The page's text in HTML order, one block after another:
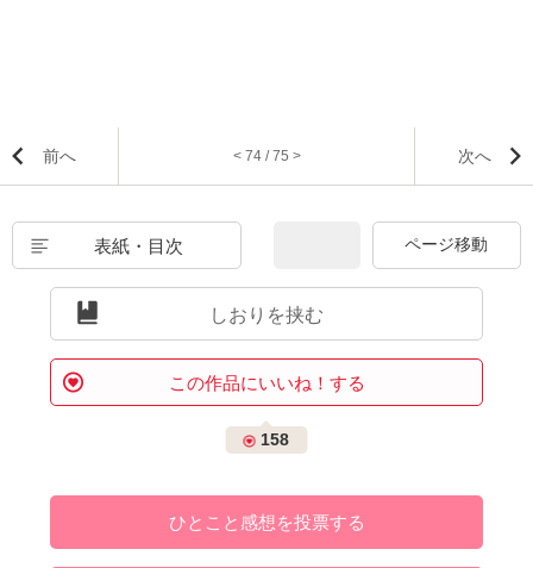
前へ < 74 / 75 > 次へ
表紙・目次
しおりを挟む
この作品にいいね！する
158
ひとこと感想を投票する